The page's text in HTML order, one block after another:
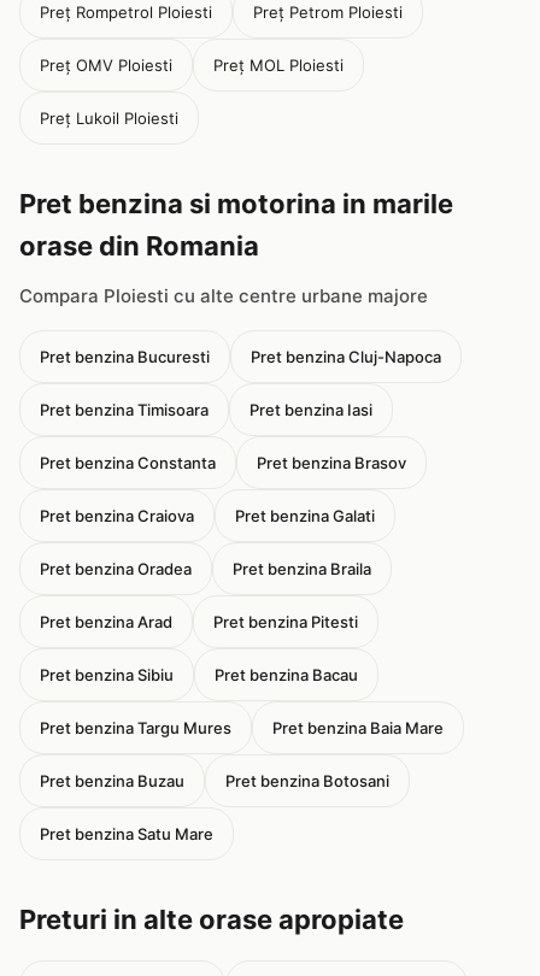
Preț Rompetrol Ploiesti Preț Petrom Ploiesti
Preț OMV Ploiesti Preț MOL Ploiesti
Preț Lukoil Ploiesti
Pret benzina si motorina in marile
orase din Romania
Compara Ploiesti cu alte centre urbane majore
Pret benzina Bucuresti Pret benzina Cluj-Napoca
Pret benzina Timisoara Pret benzina Iasi
Pret benzina Constanta Pret benzina Brasov
Pret benzina Craiova Pret benzina Galati
Pret benzina Oradea Pret benzina Braila
Pret benzina Arad Pret benzina Pitesti
Pret benzina Sibiu Pret benzina Bacau
Pret benzina Targu Mures Pret benzina Baia Mare
Pret benzina Buzau Pret benzina Botosani
Pret benzina Satu Mare
Preturi in alte orase apropiate